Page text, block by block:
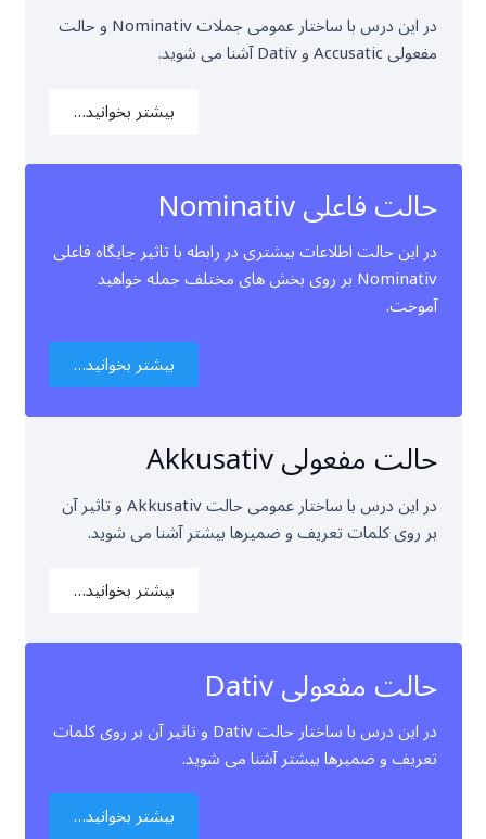
در این درس با ساختار عمومی جملات Nominativ و حالت
مفعولی Accusatic و Dativ آشنا می شوید.
بیشتر بخوانید…
حالت فاعلی Nominativ
در این حالت اطلاعات بیشتری در رابطه با تاثیر جایگاه فاعلی
Nominativ بر روی بخش های مختلف جمله خواهید
آموخت.
بیشتر بخوانید…
حالت مفعولی Akkusativ
در این درس با ساختار عمومی حالت Akkusativ و تاثیر آن
بر روی کلمات تعریف و ضمیرها بیشتر آشنا می شوید.
بیشتر بخوانید…
حالت مفعولی Dativ
در این درس با ساختار حالت Dativ و تاثیر آن بر روی کلمات
تعریف و ضمیرها بیشتر آشنا می شوید.
بیشتر بخوانید…